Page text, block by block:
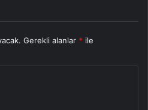
Gerekli alanlar * ile